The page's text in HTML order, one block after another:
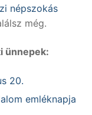
népszokás
még.
ünnepek:
20.
emléknapja